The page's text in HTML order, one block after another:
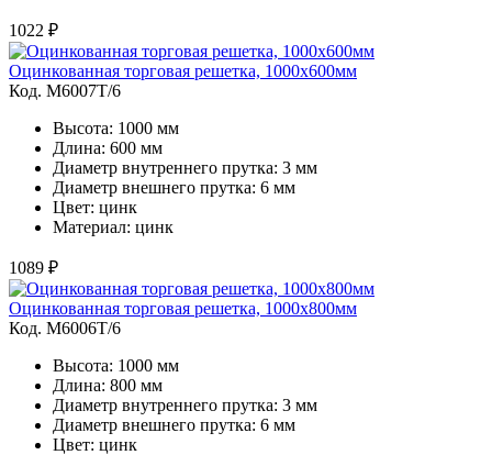
1022 ₽
Оцинкованная торговая решетка, 1000х600мм
Код. M6007Т/6
Высота: 1000 мм
Длина: 600 мм
Диаметр внутреннего прутка: 3 мм
Диаметр внешнего прутка: 6 мм
Цвет: цинк
Материал: цинк
1089 ₽
Оцинкованная торговая решетка, 1000х800мм
Код. M6006Т/6
Высота: 1000 мм
Длина: 800 мм
Диаметр внутреннего прутка: 3 мм
Диаметр внешнего прутка: 6 мм
Цвет: цинк